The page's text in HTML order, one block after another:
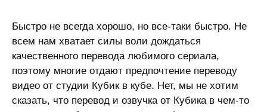
Быстро не всегда хорошо, но все-таки быстро. Не
всем нам хватает силы воли дождаться
качественного перевода любимого сериала,
поэтому многие отдают предпочтение переводу
видео от студии Кубик в кубе. Нет, мы не хотим
сказать, что перевод и озвучка от Кубика в чем-то